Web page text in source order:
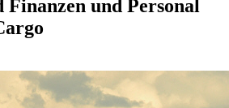
Finanzen und Personal